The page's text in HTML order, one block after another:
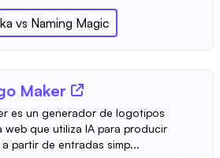
vs Naming Magic
Maker
es un generador de logotipos
que utiliza IA para producir
partir de entradas simp...